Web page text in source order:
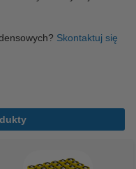
Skontaktuj się